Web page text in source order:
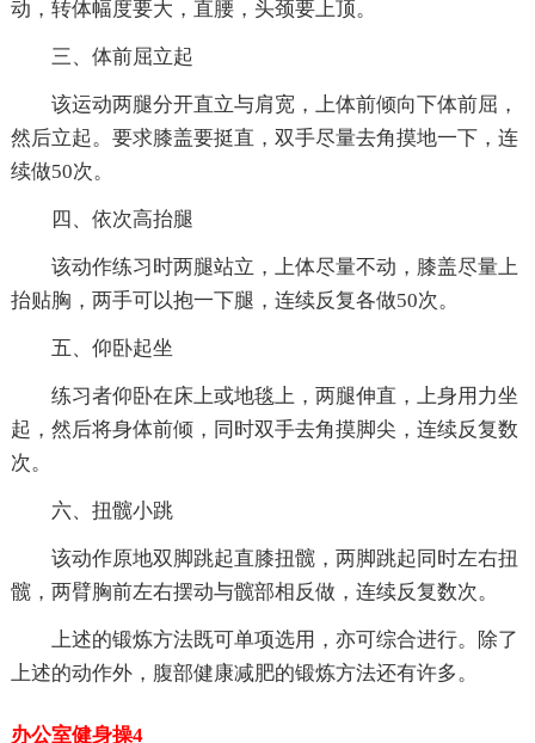
动，转体幅度要大，直腰，头颈要上顶。
三、体前屈立起
该运动两腿分开直立与肩宽，上体前倾向下体前屈，
然后立起。要求膝盖要挺直，双手尽量去角摸地一下，连
续做50次。
四、依次高抬腿
该动作练习时两腿站立，上体尽量不动，膝盖尽量上
抬贴胸，两手可以抱一下腿，连续反复各做50次。
五、仰卧起坐
练习者仰卧在床上或地毯上，两腿伸直，上身用力坐
起，然后将身体前倾，同时双手去角摸脚尖，连续反复数
次。
六、扭髋小跳
该动作原地双脚跳起直膝扭髋，两脚跳起同时左右扭
髋，两臂胸前左右摆动与髋部相反做，连续反复数次。
上述的锻炼方法既可单项选用，亦可综合进行。除了
上述的动作外，腹部健康减肥的锻炼方法还有许多。
办公室健身操4